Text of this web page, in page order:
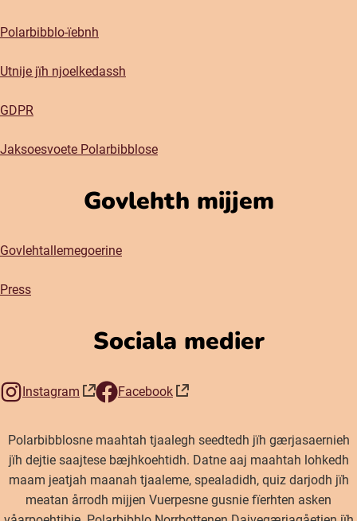
Polarbibblo-ïebnh
Utnije jïh njoelkedassh
GDPR
Jaksoesvoete Polarbibblose
Govlehth mijjem
Govlehtallemegoerine
Press
Sociala medier
Instagram
(öppnas i nytt fönster)
Facebook
(öppnas i nytt fönster)
Polarbibblosne maahtah tjaalegh seedtedh jïh gærjasaernieh
jïh dejtie saajtese bæjhkoehtidh. Datne aaj maahtah lohkedh
maam jeatjah maanah tjaaleme, spealadidh, quiz darjodh jïh
meatan årrodh mijjen Vuerpesne gusnie fïerhten asken